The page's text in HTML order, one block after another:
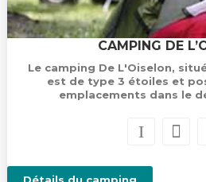
CAMPING DE
Le camping De L'Oiselon,
est de type 3 étoiles et
emplacements dans le